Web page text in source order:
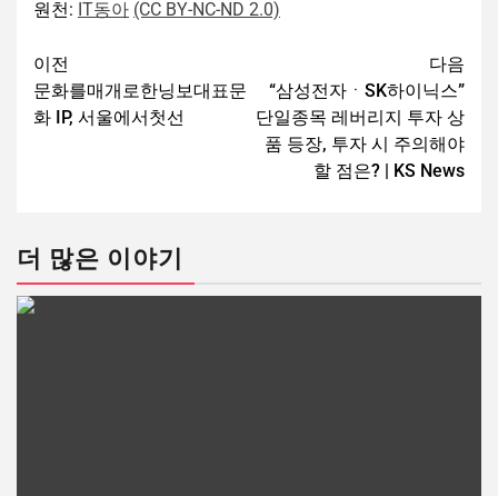
원천: IT동아 (CC BY-NC-ND 2.0)
이전
문화를매개로한닝보대표문
화 IP, 서울에서첫선
다음
“삼성전자ㆍSK하이닉스”
단일종목 레버리지 투자 상
품 등장, 투자 시 주의해야
할 점은? | KS News
더 많은 이야기